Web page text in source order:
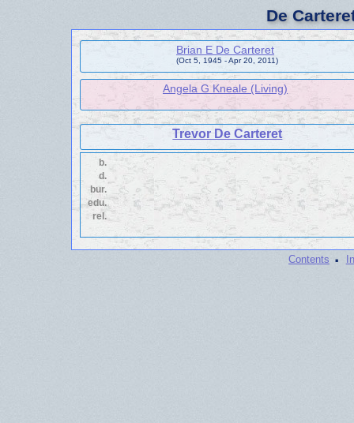
De
Brian E De Carteret
(Oct 5, 1945 - Apr 20, 2011)
Angela G Kneale (Living)
Trevor De Carteret
b.
d.
bur.
edu.
rel.
Contents ·